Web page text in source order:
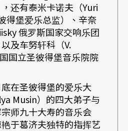
法察觉或绝不外露的张力与
之对比，这是葛济夫音乐舞
师生活中的速度与张力更只
形容，我们在剧院工作的人
限，实不忍卒睹！因而笔者
解的，是葛济夫在剧院中的
他所肩挑的不仅只是对全剧
还有泰米卡诺夫（Yuri
得堡爱乐总监）、辛奈
俄罗斯国家交响乐团
及车努轩科（V.
国立圣彼得堡音乐院院
在圣彼得堡的爱乐大
Musin）的四大弟子与
师九十大寿的音乐会
于葛济夫独特的指挥艺